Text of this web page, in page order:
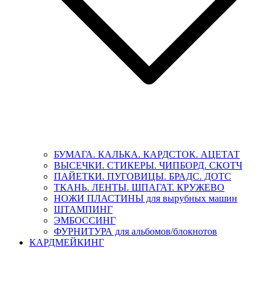
БУМАГА. КАЛЬКА. КАРДСТОК. АЦЕТАТ
ВЫСЕЧКИ. СТИКЕРЫ. ЧИПБОРД. СКОТЧ
ПАЙЕТКИ. ПУГОВИЦЫ. БРАДС. ДОТС
ТКАНЬ. ЛЕНТЫ. ШПАГАТ. КРУЖЕВО
НОЖИ ПЛАСТИНЫ для вырубных машин
ШТАМПИНГ
ЭМБОССИНГ
ФУРНИТУРА для альбомов/блокнотов
КАРДМЕЙКИНГ